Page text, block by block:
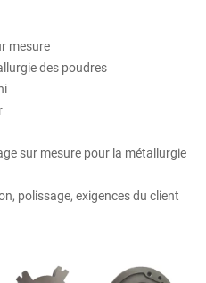
mesure
des poudres
sur mesure pour la métallurgie
polissage, exigences du client